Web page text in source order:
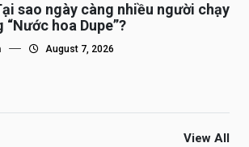
sao ngày càng nhiều người chạy
hoa Dupe”?
August 7, 2026
View All